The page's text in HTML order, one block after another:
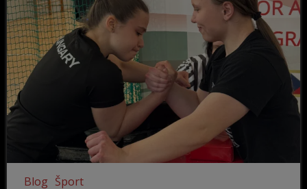
Blog Šport